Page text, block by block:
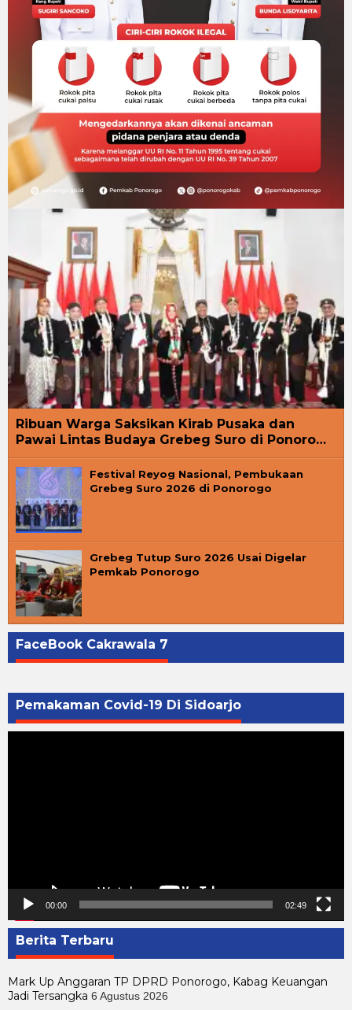
Ribuan Warga Saksikan Kirab Pusaka dan
Pawai Lintas Budaya Grebeg Suro di Ponoro…
Festival Reyog Nasional, Pembukaan
Grebeg Suro 2026 di Ponorogo
Grebeg Tutup Suro 2026 Usai Digelar
Pemkab Ponorogo
FaceBook Cakrawala 7
Pemakaman Covid-19 Di Sidoarjo
00:00 02:49
Berita Terbaru
Mark Up Anggaran TP DPRD Ponorogo, Kabag Keuangan
Jadi Tersangka 6 Agustus 2026